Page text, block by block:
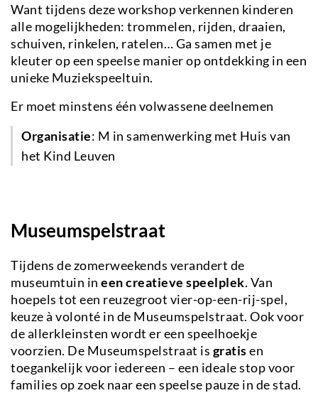
Want tijdens deze workshop verkennen kinderen
alle mogelijkheden: trommelen, rijden, draaien,
schuiven, rinkelen, ratelen… Ga samen met je
kleuter op een speelse manier op ontdekking in een
unieke Muziekspeeltuin.
Er moet minstens één volwassene deelnemen
Organisatie: M in samenwerking met Huis van
het Kind Leuven
Museumspelstraat
Tijdens de zomerweekends verandert de
museumtuin in een creatieve speelplek. Van
hoepels tot een reuzegroot vier-op-een-rij-spel,
keuze à volonté in de Museumspelstraat. Ook voor
de allerkleinsten wordt er een speelhoekje
voorzien. De Museumspelstraat is gratisen
toegankelijk voor iedereen – een ideale stop voor
families op zoek naar een speelse pauze in de stad.